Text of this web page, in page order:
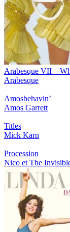
Arabesque VII –
Arabesque
Amosbehavin’
Amos Garrett
Titles
Mick Karn
Procession
Nico et The